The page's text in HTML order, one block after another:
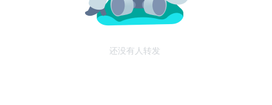
还没有人转发